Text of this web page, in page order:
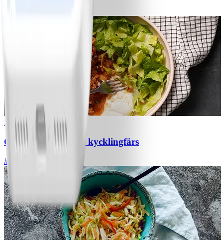
1
Chili con carne med kycklingfärs
#